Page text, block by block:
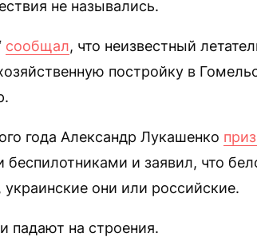
не назывались.
сообщал, что неизвестный
постройку в
года Александр Лукашенко
и заявил, что
украинские они или российские.
падают на строения.